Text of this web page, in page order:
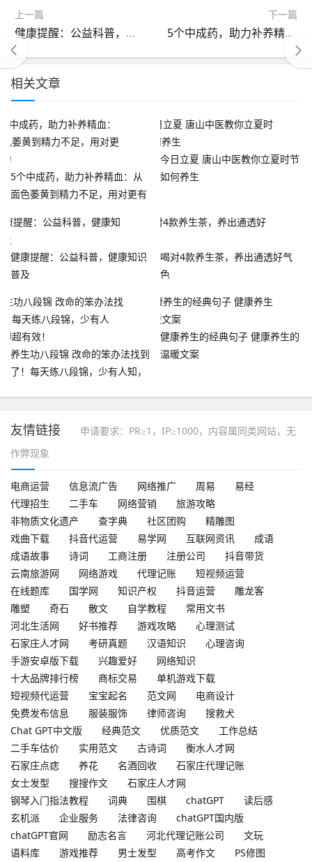
上一篇
健康提醒：公益科普，健康知识普及
下一篇
5个中成药，助力补养精血：从面色萎黄到精力不足，用对更有活力
相关文章
5个中成药，助力补养精血：从
面色萎黄到精力不足，用对更有
今日立夏 唐山中医教你立夏时节
如何养生
健康提醒：公益科普，健康知识
普及
喝对4款养生茶，养出通透好气
色
养生功八段锦 改命的笨办法找到
了！每天练八段锦，少有人知，
健康养生的经典句子 健康养生的
温暖文案
友情链接
申请要求：PR≥1，IP≥1000，内容属同类网站，无
作弊现象
电商运营 信息流广告 网络推广 周易
易经
代理招生
二手车 网络营销
旅游攻略
非物质文化遗产
查字典 社区团购
精雕图
戏曲下载
抖音代运营 易学网 互联网资讯
成语
成语故事
诗词 工商注册 注册公司
抖音带货
云南旅游网
网络游戏 代理记账
短视频运营
在线题库
国学网 知识产权 抖音运营
雕龙客
雕塑
奇石 散文 自学教程
常用文书
河北生活网
好书推荐 游戏攻略
心理测试
石家庄人才网
考研真题 汉语知识
心理咨询
手游安卓版下载
兴趣爱好
网络知识
十大品牌排行榜
商标交易
单机游戏下载
短视频代运营
宝宝起名 范文网
电商设计
免费发布信息
服装服饰 律师咨询
搜救犬
Chat GPT中文版
经典范文 优质范文
工作总结
二手车估价
实用范文 古诗词
衡水人才网
石家庄点痣
养花 名酒回收
石家庄代理记账
女士发型
搜搜作文
石家庄人才网
钢琴入门指法教程
词典 围棋 chatGPT
读后感
玄机派
企业服务 法律咨询
chatGPT国内版
chatGPT官网
励志名言 河北代理记账公司
文玩
语料库
游戏推荐 男士发型 高考作文
PS修图